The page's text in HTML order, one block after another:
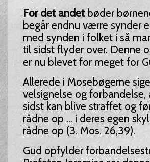
For det andetbøder
begår endnu værre synder
med synden i folket i så
til sidst flyder over. Denne
er nu blevet for meget for
Allerede i Mosebøgerne
velsignelse og
sidst kan blive straffet og
rådne op ... i deres egen
rådne op (3. Mos. 26,39).
Gud opfylder